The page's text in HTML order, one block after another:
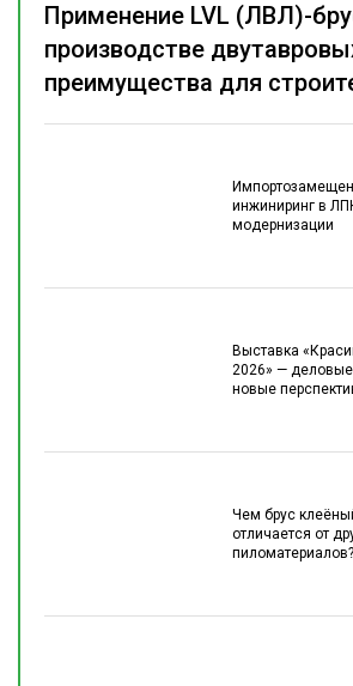
инжиниринг в
модернизации
Выставка
2026» —
новые
Чем брус
отличается от
пиломатериалов?
Применение LVL (ЛВЛ)-
производстве
преимущества для